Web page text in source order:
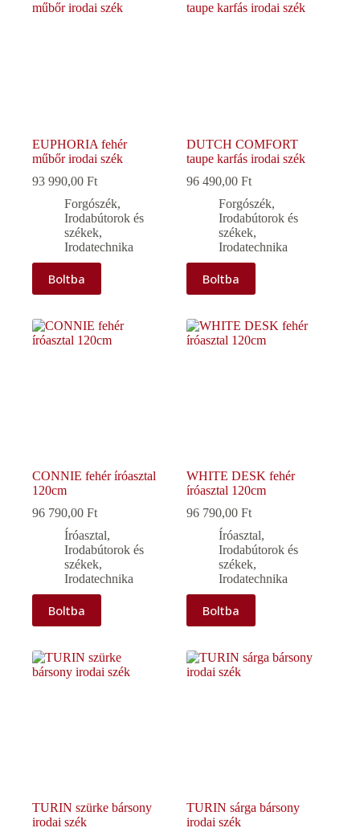
EUPHORIA fehér
műbőr irodai szék
93 990,00 Ft
Forgószék,
Irodabútorok és
székek,
Irodatechnika
Boltba
DUTCH COMFORT
taupe karfás irodai szék
96 490,00Ft
Forgószék,
Irodabútorok és
székek,
Irodatechnika
Boltba
CONNIE fehér íróasztal
120cm
96 790,00 Ft
Íróasztal,
Irodabútorok és
székek,
Irodatechnika
Boltba
WHITE DESK fehér
íróasztal 120cm
96 790,00Ft
Íróasztal,
Irodabútorok és
székek,
Irodatechnika
Boltba
TURIN szürke bársony
irodai szék
TURIN sárga bársony
irodai szék